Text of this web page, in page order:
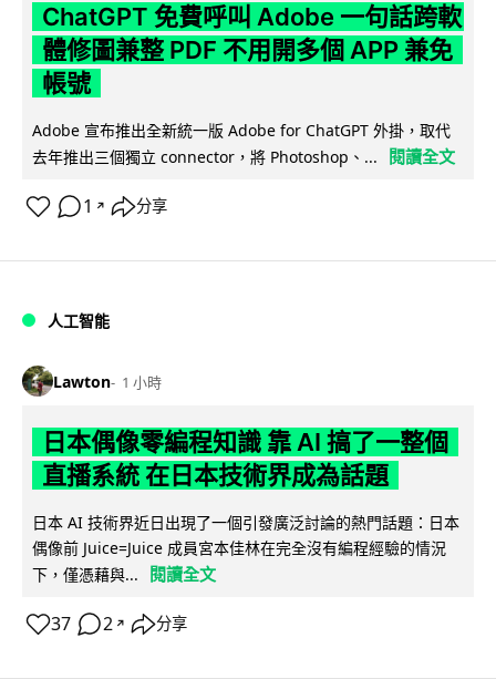
ChatGPT 免費呼叫 Adobe 一句話跨軟
體修圖兼整 PDF 不用開多個 APP 兼免
帳號
Adobe 宣布推出全新統一版 Adobe for ChatGPT 外掛，取代
去年推出三個獨立 connector，將 Photoshop、...
閱讀全文
1 ↗ 分享
人工智能
Lawton 1 小時
日本偶像零編程知識 靠 AI 搞了一整個
直播系統 在日本技術界成為話題
日本 AI 技術界近日出現了一個引發廣泛討論的熱門話題：日本
偶像前 Juice=Juice 成員宮本佳林在完全沒有編程經驗的情況
下，僅憑藉與...
閱讀全文
37 2 ↗ 分享